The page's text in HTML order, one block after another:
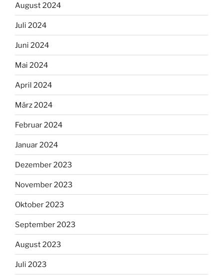
August 2024
Juli 2024
Juni 2024
Mai 2024
April 2024
März 2024
Februar 2024
Januar 2024
Dezember 2023
November 2023
Oktober 2023
September 2023
August 2023
Juli 2023